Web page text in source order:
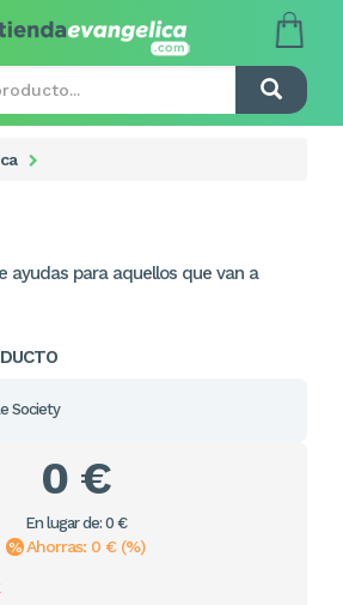
ayudas para aquellos que van a
Society
0 €
En lugar de: 0 €
Ahorras: 0 € (%)